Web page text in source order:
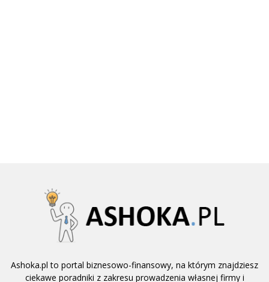
Ashoka.pl to portal biznesowo-finansowy, na którym znajdziesz
ciekawe poradniki z zakresu prowadzenia własnej firmy i